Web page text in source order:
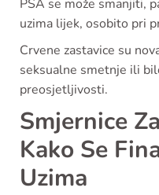
PSA se može smanjiti,
uzima lijek, osobito pri
Crvene zastavice su
seksualne smetnje ili
preosjetljivosti.
Smjernice
Kako Se
Uzima